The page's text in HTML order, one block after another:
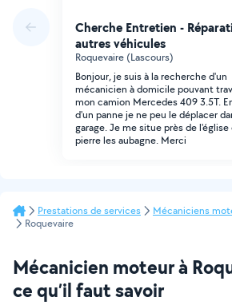
Cherche Entretien -
autres véhicules
Roquevaire (Lascours)
Bonjour, je suis à la recherche d'un
mécanicien à domicile pouvant
mon camion Mercedes 409 3.5T.
d'un panne je ne peu le déplacer
garage. Je me situe près de
pierre les aubagne. Merci
Prestations de services Mécaniciens
Roquevaire
Mécanicien moteur à
ce qu’il faut savoir